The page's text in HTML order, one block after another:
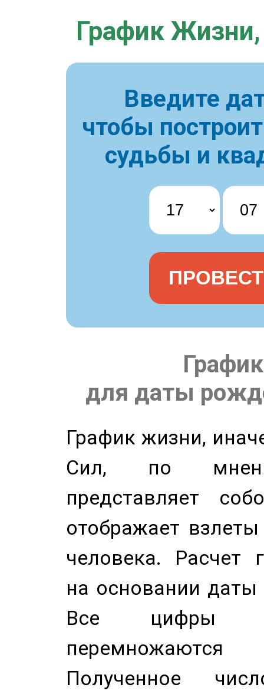
График Жизни,
Введите
чтобы
судьбы и
для даты
График жизни,
Сил, по
представляет
отображает
человека. Расчет
на основании
Все цифры
Полученное